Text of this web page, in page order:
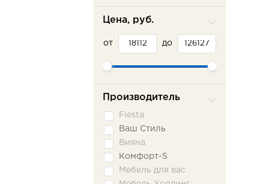
Цена, руб.
от до
Производитель
Fiesta
Ваш Стиль
Вияна
Комфорт-S
Мебель для вас